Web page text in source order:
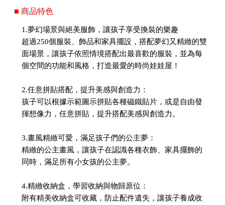
■ 商品特色
1.夢幻場景與絕美服飾，讓孩子享受換裝的樂趣
超過250個服裝、飾品和家具擺設，搭配夢幻又精緻的雙
面場景，讓孩子依照情境搭配出最喜歡的服裝，並為每
個空間的功能和風格，打造最愛的時尚娃娃屋！
2.任意拼貼搭配，提升美感與創造力：
孩子可以根據示範圖示拼貼各種磁鐵貼片，或是自由發
揮想像力，任意拼貼，提升搭配美感與創造力。
3.畫風精緻可愛，滿足孩子們的公主夢：
精緻的公主畫風，讓孩子在認識各種衣飾、家具擺飾的
同時，滿足所有小女孩的公主夢。
4.精緻收納盒，學習收納與物歸原位：
附有精美收納盒可收藏，防止配件遺失，讓孩子養成收